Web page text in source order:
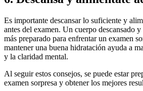
Es importante descansar lo suficiente y
antes del examen. Un cuerpo descansado
más preparado para enfrentar un examen
mantener una buena hidratación ayuda a
y la claridad mental.
Al seguir estos consejos, se puede estar
examen sorpresa y obtener los mejores